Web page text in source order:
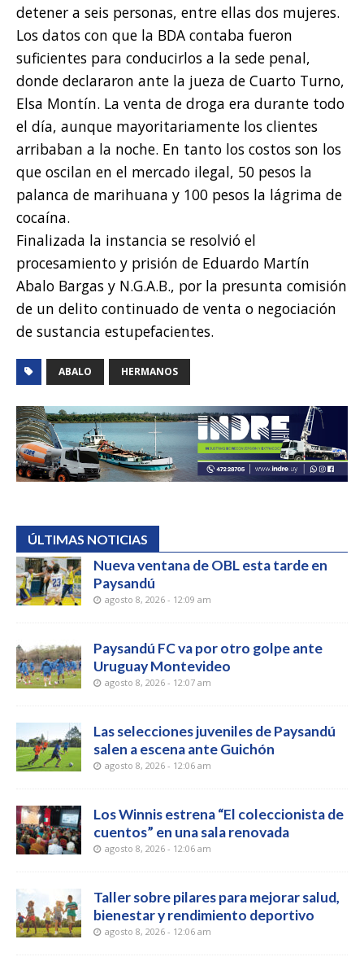
detener a seis personas, entre ellas dos mujeres.
Los datos con que la BDA contaba fueron
suficientes para conducirlos a la sede penal,
donde declararon ante la jueza de Cuarto Turno,
Elsa Montín. La venta de droga era durante todo
el día, aunque mayoritariamente los clientes
arribaban a la noche. En tanto los costos son los
que oscilan en el mercado ilegal, 50 pesos la
palanca de marihuana y 100 pesos la lágrima de
cocaína.
Finalizada la instancia se resolvió el
procesamiento y prisión de Eduardo Martín
Abalo Bargas y N.G.A.B., por la presunta comisión
de un delito continuado de venta o negociación
de sustancia estupefacientes.
ABALO HERMANOS
ÚLTIMAS NOTICIAS
Nueva ventana de OBL esta tarde en
Paysandú
agosto 8, 2026 - 12:09 am
Paysandú FC va por otro golpe ante
Uruguay Montevideo
agosto 8, 2026 - 12:07 am
Las selecciones juveniles de Paysandú
salen a escena ante Guichón
agosto 8, 2026 - 12:06 am
Los Winnis estrena “El coleccionista de
cuentos” en una sala renovada
agosto 8, 2026 - 12:06 am
Taller sobre pilares para mejorar salud,
bienestar y rendimiento deportivo
agosto 8, 2026 - 12:06 am